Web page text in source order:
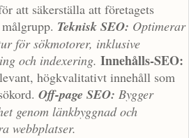
att säkerställa att företagets
Teknisk SEO: Optimerar
för sökmotorer, inklusive
och indexering. Innehålls-SEO:
högkvalitativt innehåll som
Off-page SEO: Bygger
genom länkbyggnad och
webbplatser.